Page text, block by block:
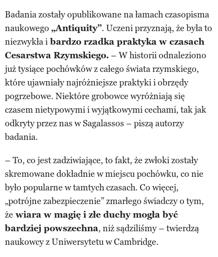
Badania zostały opublikowane na łamach czasopisma
naukowego „Antiquity”. Uczeni przyznają, że była to
niezwykła ibardzo rzadka praktyka w czasach
Cesarstwa Rzymskiego. – W historii odnaleziono
już tysiące pochówków z całego świata rzymskiego,
które ujawniały najróżniejsze praktyki i obrzędy
pogrzebowe. Niektóre grobowce wyróżniają się
czasem nietypowymi i wyjątkowymi cechami, tak jak
odkryty przez nas w Sagalassos – piszą autorzy
badania.
– To, co jest zadziwiające, to fakt, że zwłoki zostały
skremowane dokładnie w miejscu pochówku, co nie
było popularne w tamtych czasach. Co więcej,
„potrójne zabezpieczenie” zmarłego świadczy o tym,
że wiara w magię i złe duchy mogła być
bardziej powszechna, niż sądziliśmy – twierdzą
naukowcy z Uniwersytetu w Cambridge.